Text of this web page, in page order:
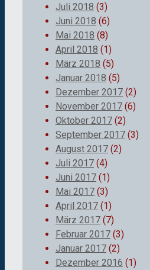
Juli 2018 (3)
Juni 2018 (6)
Mai 2018 (8)
April 2018 (1)
März 2018 (5)
Januar 2018 (5)
Dezember 2017 (2)
November 2017 (6)
Oktober 2017 (2)
September 2017 (3)
August 2017 (2)
Juli 2017 (4)
Juni 2017 (1)
Mai 2017 (3)
April 2017 (1)
März 2017 (7)
Februar 2017 (3)
Januar 2017 (2)
Dezember 2016 (1)